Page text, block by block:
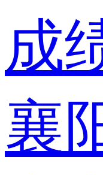
成
襄